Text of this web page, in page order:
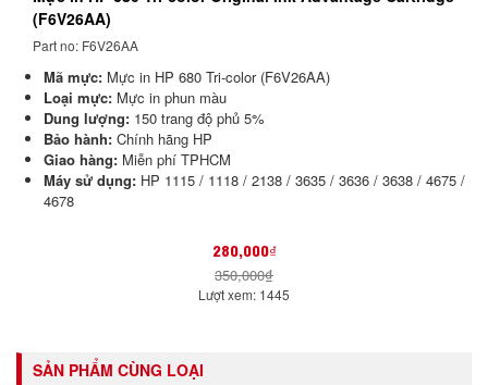
(F6V26AA)
Part no: F6V26AA
Mã mực: Mực in HP 680 Tri-color (F6V26AA)
Loại mực: Mực in phun màu
Dung lượng: 150 trang độ phủ 5%
Bảo hành: Chính hãng HP
Giao hàng: Miễn phí TPHCM
Máy sử dụng: HP 1115 / 1118 / 2138 / 3635 / 3636 / 3638 / 4675 /
4678
280,000₫
350,000₫
Lượt xem: 1445
SẢN PHẨM CÙNG LOẠI